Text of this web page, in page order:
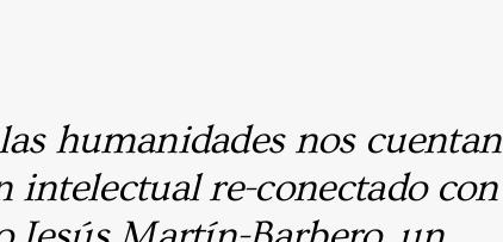
humanidades nos cuentan
intelectual re-conectado con